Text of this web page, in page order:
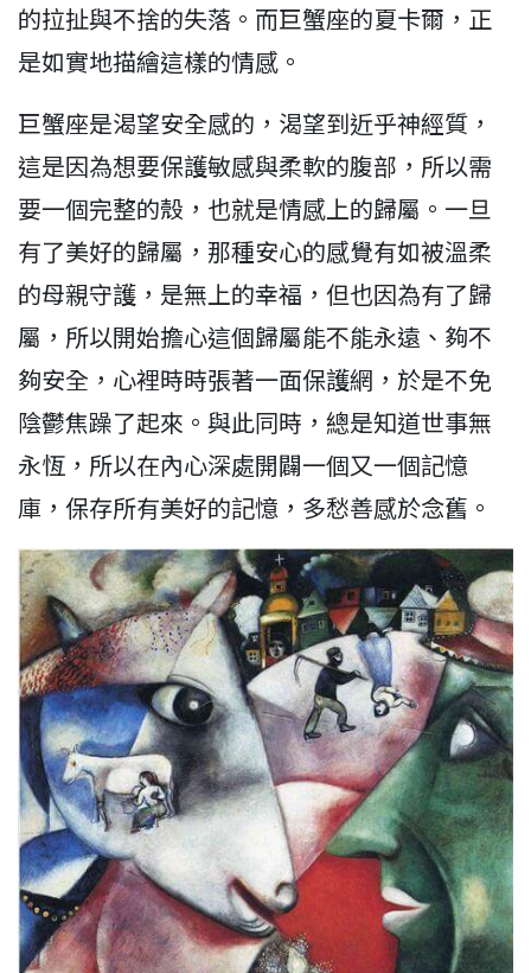
的拉扯與不捨的失落。而巨蟹座的夏卡爾，正
是如實地描繪這樣的情感。
巨蟹座是渴望安全感的，渴望到近乎神經質，
這是因為想要保護敏感與柔軟的腹部，所以需
要一個完整的殼，也就是情感上的歸屬。一旦
有了美好的歸屬，那種安心的感覺有如被溫柔
的母親守護，是無上的幸福，但也因為有了歸
屬，所以開始擔心這個歸屬能不能永遠、夠不
夠安全，心裡時時張著一面保護網，於是不免
陰鬱焦躁了起來。與此同時，總是知道世事無
永恆，所以在內心深處開闢一個又一個記憶
庫，保存所有美好的記憶，多愁善感於念舊。